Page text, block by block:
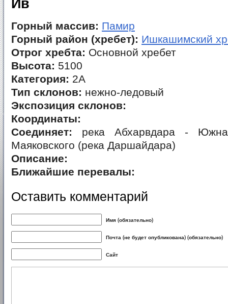
Ив
Горный массив: Памир
Горный район (хребет): Ишкашимский
Отрог хребта: Основной хребет
Высота: 5100
Категория: 2А
Тип склонов: нежно-ледовый
Экспозиция склонов:
Координаты:
Соединяет: река Абхарвдара -
Маяковского (река Даршайдара)
Описание:
Ближайшие перевалы:
Оставить комментарий
Имя (обязательно)
Почта (не будет опубликована) (обязательно)
Сайт